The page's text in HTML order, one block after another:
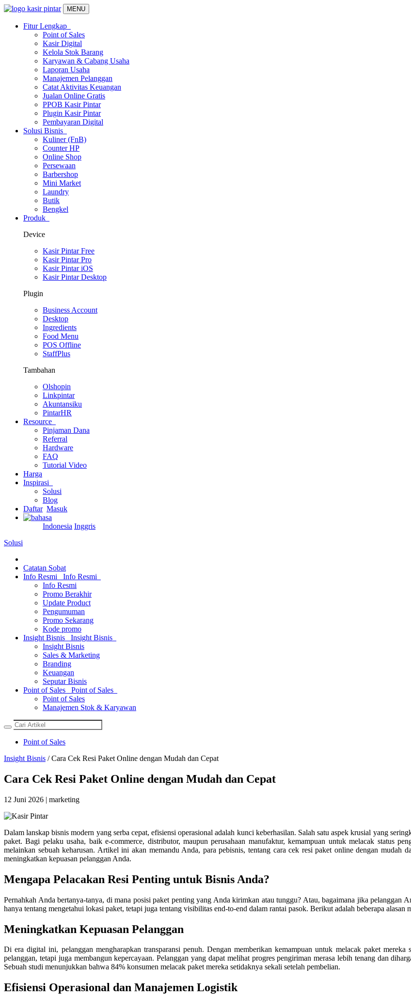
MENU
Fitur Lengkap
Point of Sales
Kasir Digital
Kelola Stok Barang
Karyawan & Cabang Usaha
Laporan Usaha
Manajemen Pelanggan
Catat Aktivitas Keuangan
Jualan Online Gratis
PPOB Kasir Pintar
Plugin Kasir Pintar
Pembayaran Digital
Solusi Bisnis
Kuliner (FnB)
Counter HP
Online Shop
Persewaan
Barbershop
Mini Market
Laundry
Butik
Bengkel
Produk
Device
Kasir Pintar Free
Kasir Pintar Pro
Kasir Pintar iOS
Kasir Pintar Desktop
Plugin
Business Account
Desktop
Ingredients
Food Menu
POS Offline
StaffPlus
Tambahan
Olshopin
Linkpintar
Akuntansiku
PintarHR
Resource
Pinjaman Dana
Referral
Hardware
FAQ
Tutorial Video
Harga
Inspirasi
Solusi
Blog
Daftar Masuk
Indonesia Inggris
Solusi
Catatan Sobat
Info Resmi
Info Resmi
Info Resmi
Promo Berakhir
Update Product
Pengumuman
Promo Sekarang
Kode promo
Insight Bisnis
Insight Bisnis
Insight Bisnis
Sales & Marketing
Branding
Keuangan
Seputar Bisnis
Point of Sales
Point of Sales
Point of Sales
Manajemen Stok & Karyawan
Point of Sales
Insight Bisnis / Cara Cek Resi Paket Online dengan Mudah dan Cepat
Cara Cek Resi Paket Online dengan Mudah dan Cepat
12 Juni 2026 | marketing
Dalam lanskap bisnis modern yang serba cepat, efisiensi operasional adalah kunci keberhasilan. Salah satu aspek krusial yang
paket. Bagi pelaku usaha, baik e-commerce, distributor, maupun perusahaan manufaktur, kemampuan untuk melacak status
melainkan sebuah keharusan. Artikel ini akan memandu Anda, para pebisnis, tentang cara cek resi paket online dengan mudah
meningkatkan kepuasan pelanggan Anda.
Mengapa Pelacakan Resi Penting untuk Bisnis Anda?
Pernahkah Anda bertanya-tanya, di mana posisi paket penting yang Anda kirimkan atau tunggu? Atau, bagaimana jika pelanggan
hanya tentang mengetahui lokasi paket, tetapi juga tentang visibilitas end-to-end dalam rantai pasok. Berikut adalah beberapa alasan
Meningkatkan Kepuasan Pelanggan
Di era digital ini, pelanggan mengharapkan transparansi penuh. Dengan memberikan kemampuan untuk melacak paket
pelanggan, tetapi juga membangun kepercayaan. Pelanggan yang dapat melihat progres pengiriman merasa lebih tenang dan
Sebuah studi menunjukkan bahwa 84% konsumen melacak paket mereka setidaknya sekali setelah pembelian.
Efisiensi Operasional dan Manajemen Logistik